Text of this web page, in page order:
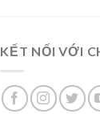
KẾT NỐI VỚI